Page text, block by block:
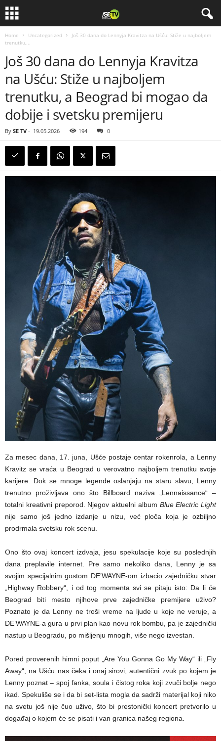
Home Uncategorized
Još 30 dana do Lennyja Kravitza na Ušću: Stiže u najboljem
trenutku,...
Još 30 dana do Lennyja Kravitza
na Ušću: Stiže u najboljem
trenutku, a Beograd bi mogao da
dobije i svetsku premijeru
By SE TV - 19.05.2026 194 0
Za mesec dana, 17. juna, Ušće postaje centar rokenrola, a Lenny
Kravitz se vraća u Beograd u verovatno najboljem trenutku svoje
karijere. Dok se mnoge legende oslanjaju na staru slavu, Lenny
trenutno proživljava ono što Billboard naziva „Lennaissance“ –
totalni kreativni preporod. Njegov aktuelni album Blue Electric Light
nije samo još jedno izdanje u nizu, već ploča koja je ozbiljno
prodrmala svetsku rok scenu.
Ono što ovaj koncert izdvaja, jesu spekulacije koje su poslednjih
dana preplavile internet. Pre samo nekoliko dana, Lenny je sa
svojim specijalnim gostom DE’WAYNE-om izbacio zajedničku stvar
„Highway Robbery“, i od tog momenta svi se pitaju isto: Da li će
Beograd biti mesto njihove prve zajedničke premijere uživo?
Poznato je da Lenny ne troši vreme na ljude u koje ne veruje, a
DE’WAYNE-a gura u prvi plan kao novu rok bombu, pa je zajednički
nastup u Beogradu, po mišljenju mnogih, više nego izvestan.
Pored proverenih himni poput „Are You Gonna Go My Way“ ili „Fly
Away“, na Ušću nas čeka i onaj sirovi, autentični zvuk po kojem je
Lenny poznat – spoj fanka, soula i čistog roka koji zvuči bolje nego
ikad. Spekuliše se i da bi set-lista mogla da sadrži materijal koji niko
na svetu još nije čuo uživo, što bi prestonički koncert pretvorilo u
događaj o kojem će se pisati i van granica našeg regiona.